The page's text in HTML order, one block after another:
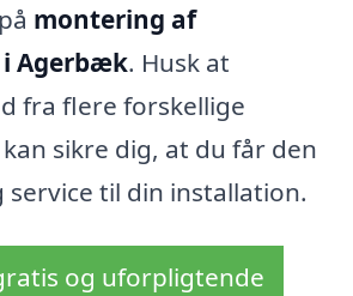
montering af
Agerbæk. Husk at
fra flere forskellige
sikre dig, at du får den
service til din installation.
og uforpligtende